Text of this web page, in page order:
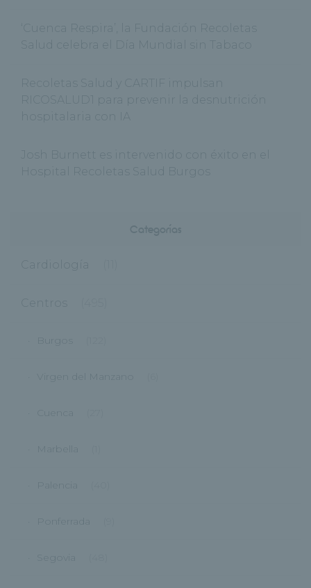
‘Cuenca Respira’, la Fundación Recoletas
Salud celebra el Día Mundial sin Tabaco
Recoletas Salud y CARTIF impulsan
RICOSALUD1 para prevenir la desnutrición
hospitalaria con IA
Josh Burnett es intervenido con éxito en el
Hospital Recoletas Salud Burgos
Cardiología
Centros
Burgos
Virgen del Manzano
Marbella
Ponferrada
Segovia